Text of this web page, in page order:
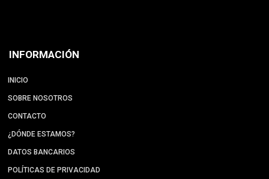
INFORMACIÓN
INICIO
SOBRE NOSOTROS
CONTACTO
¿DÓNDE ESTAMOS?
DATOS BANCARIOS
POLÍTICAS DE PRIVACIDAD